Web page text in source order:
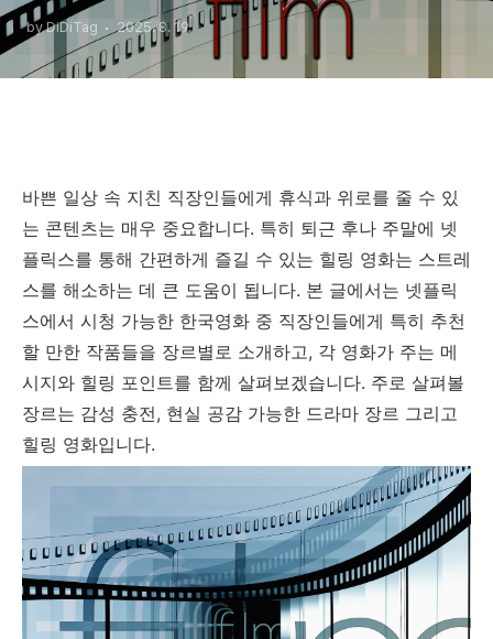
by DiDiTag 2025. 8. 19.
바쁜 일상 속 지친 직장인들에게 휴식과 위로를 줄 수 있
는 콘텐츠는 매우 중요합니다. 특히 퇴근 후나 주말에 넷
플릭스를 통해 간편하게 즐길 수 있는 힐링 영화는 스트레
스를 해소하는 데 큰 도움이 됩니다. 본 글에서는 넷플릭
스에서 시청 가능한 한국영화 중 직장인들에게 특히 추천
할 만한 작품들을 장르별로 소개하고, 각 영화가 주는 메
시지와 힐링 포인트를 함께 살펴보겠습니다. 주로 살펴볼
장르는 감성 충전, 현실 공감 가능한 드라마 장르 그리고
힐링 영화입니다.